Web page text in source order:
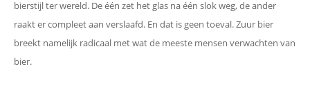
bierstijl ter wereld. De één zet het glas na één slok weg, de ander
raakt er compleet aan verslaafd. En dat is geen toeval. Zuur bier
breekt namelijk radicaal met wat de meeste mensen verwachten van
bier.